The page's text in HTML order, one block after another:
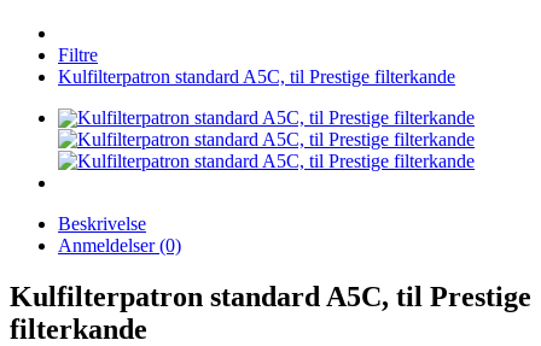
Filtre
Kulfilterpatron standard A5C, til Prestige filterkande
Beskrivelse
Anmeldelser (0)
Kulfilterpatron standard A5C, til Prestige
filterkande